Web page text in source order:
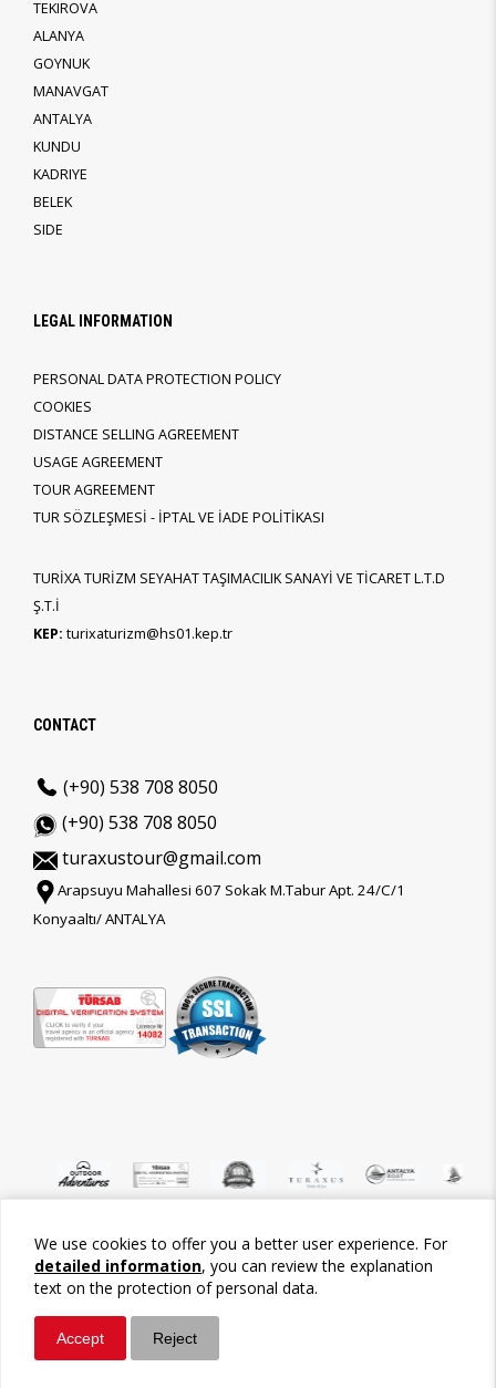
Whatsapp
We use cookies to offer you a better user experience. For
detailed information, you can review the explanation
text on the protection of personal data.
Accept Reject
TEKIROVA
ALANYA
GOYNUK
MANAVGAT
ANTALYA
KUNDU
KADRIYE
BELEK
SIDE
LEGAL INFORMATION
PERSONAL DATA PROTECTION POLICY
COOKIES
DISTANCE SELLING AGREEMENT
USAGE AGREEMENT
TOUR AGREEMENT
TUR SÖZLEŞMESİ - İPTAL VE İADE POLİTİKASI
TURİXA TURİZM SEYAHAT TAŞIMACILIK SANAYİ VE TİCARET L.T.D
Ş.T.İ
KEP: turixaturizm@hs01.kep.tr
CONTACT
(+90) 538 708 8050
(+90) 538 708 8050
turaxustour@gmail.com
Arapsuyu Mahallesi 607 Sokak M.Tabur Apt. 24/C/1
Konyaaltı/ ANTALYA
©2026 Tour-Trips